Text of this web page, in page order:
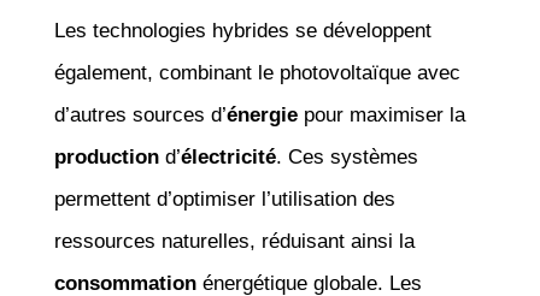
Les technologies hybrides se développent
également, combinant le photovoltaïque avec
d’autres sources d’énergiepour maximiser la
productiond’électricité. Ces systèmes
permettent d’optimiser l’utilisation des
ressources naturelles, réduisant ainsi la
consommationénergétique globale. Les